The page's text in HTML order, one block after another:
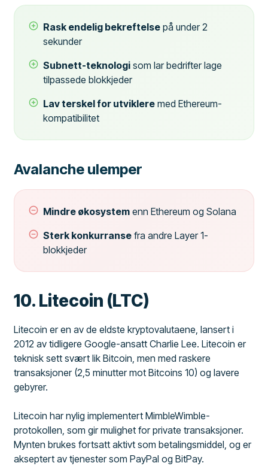
Rask endelig bekreftelse på under 2
sekunder
Subnett-teknologi som lar bedrifter lage
tilpassede blokkjeder
Lav terskel for utviklere med Ethereum-
kompatibilitet
Avalanche ulemper
Mindre økosystem enn Ethereum og Solana
Sterk konkurranse fra andre Layer 1-
blokkjeder
10. Litecoin (LTC)
Litecoin er en av de eldste kryptovalutaene, lansert i
2012 av tidligere Google-ansatt Charlie Lee. Litecoin er
teknisk sett svært lik Bitcoin, men med raskere
transaksjoner (2,5 minutter mot Bitcoins 10) og lavere
gebyrer.
Litecoin har nylig implementert MimbleWimble-
protokollen, som gir mulighet for private transaksjoner.
Mynten brukes fortsatt aktivt som betalingsmiddel, og er
akseptert av tjenester som PayPal og BitPay.